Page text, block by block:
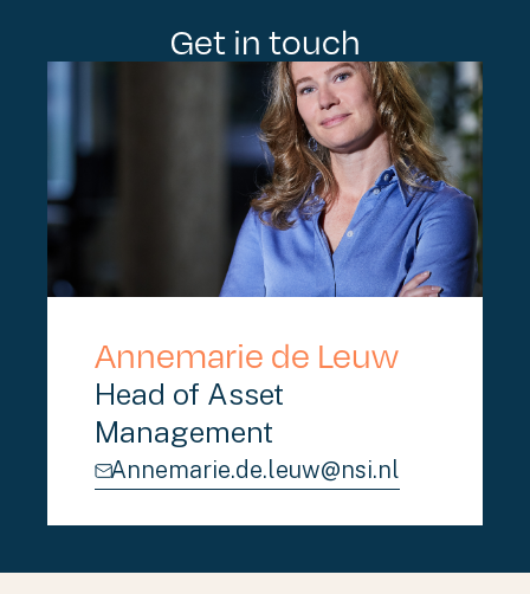
Get in touch
Annemarie de Leuw
Head of Asset
Management
Annemarie.de.leuw@nsi.nl